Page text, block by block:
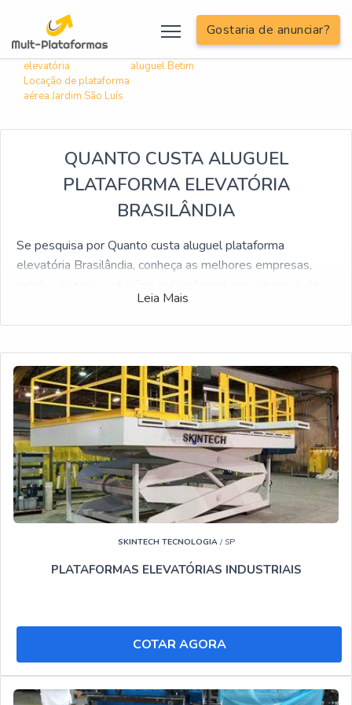
Gostaria de anunciar?
Buscas relacionadas:
Locação de plataforma
elevatória
Plataforma elevatória
aluguel Betim
Locação de plataforma
aérea Jardim São Luís
QUANTO CUSTA ALUGUEL
PLATAFORMA ELEVATÓRIA
BRASILÂNDIA
Se pesquisa por Quanto custa aluguel plataforma
elevatória Brasilândia, conheça as melhores empresas,
fábricas de todo o Brasil
Brasilândia, conheça a melhor empresa do ramo. Solicite
um orçamento agora mesmo e conheça a melhor
referência do mercado.
CONHEÇA UM POUCO MAIS SOBRE QUANTO CUSTA
ALUGUEL PLATAFORMA ELEVATÓRIA BRASILÂNDIA:
Quem está a procura de Quanto custa aluguel plataforma
elevatória Brasilândia precursora em tecnologia, vem até o
site da Soluções Industriais. Uma empresa com alto
garantindo a satisfação da venda a entrega final com foco
Ainda com uma visão analítica sobre Quanto custa aluguel
plataforma elevatória Brasilândia, é importante buscar uma
empresa que tenha produtos e serviços com ótima
qualidade e personalização para cada necessidade,
Leia Mais
SKINTECH TECNOLOGIA/ SP
PLATAFORMAS ELEVATÓRIAS INDUSTRIAIS
COTAR AGORA